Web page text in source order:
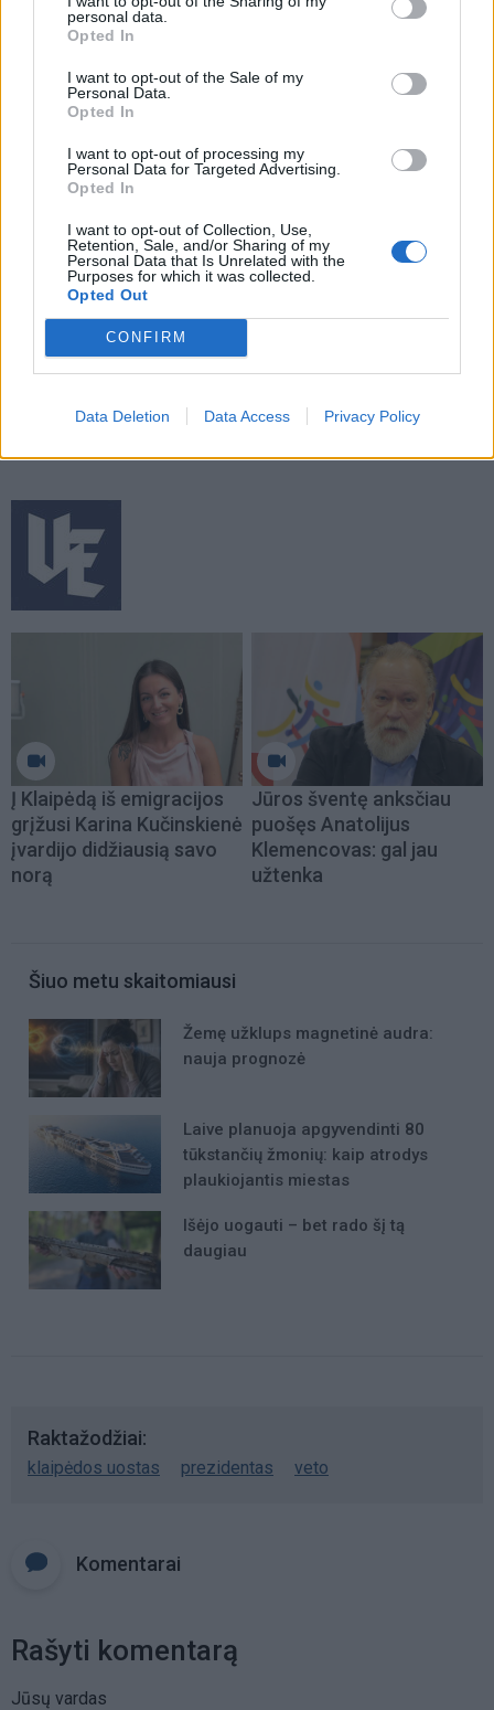
personal data.
Opted In
I want to opt-out of the Sale of my
Personal Data.
Opted In
I want to opt-out of processing my
Personal Data for Targeted Advertising.
Opted In
I want to opt-out of Collection, Use,
Retention, Sale, and/or Sharing of my
Personal Data that Is Unrelated with the
Purposes for which it was collected.
Opted Out
CONFIRM
Data Deletion Data Access Privacy Policy
Klaipėdos valstybinio jūrų uosto direkcija nuo
komentarų susilaikė. „Įstatymą parengė Susisiekimo
ministerija, o veto teikė Lietuvos prezidentas.
Klausimais, susijusiais su veto argumentais ar jūsų
kreiptis į Prezidentūrą ir Susisiekimo ministeriją“, -
rašoma jos atsakyme į „Vakarų ekspreso“ paklausimą.
Klaipėdos universiteto profesorius Vytautas
Paulauskas nedalyvavo nei rengiant minėtą projektą,
nei jį svarstant, tad negalėjo šį kartą pasidalinti savo
įžvalgomis.
Petras Bekėža taip pat atsisakė komentuoti Uosto
Į Klaipėdą iš emigracijos
grįžusi Karina Kučinskienė
įvardijo didžiausią savo
norą
Jūros šventę anksčiau
puošęs Anatolijus
Klemencovas: gal jau
užtenka
Šiuo metu skaitomiausi
Žemę užklups magnetinė audra:
nauja prognozė
Laive planuoja apgyvendinti 80
tūkstančių žmonių: kaip atrodys
plaukiojantis miestas
Išėjo uogauti – bet rado šį tą
daugiau
Raktažodžiai
klaipėdos uostas prezidentas veto
Komentarai
Rašyti komentarą
Jūsų vardas